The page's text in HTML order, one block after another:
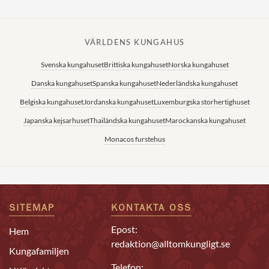
VÄRLDENS KUNGAHUS
Svenska kungahusetBrittiska kungahusetNorska kungahuset
Danska kungahusetSpanska kungahusetNederländska kungahuset
Belgiska kungahusetJordanska kungahusetLuxemburgska storhertighuset
Japanska kejsarhusetThailändska kungahusetMarockanska kungahuset
Monacos furstehus
SITEMAP
Hem
Kungafamiljen
KONTAKTA OSS
Epost:
redaktion@alltomkungligt.se